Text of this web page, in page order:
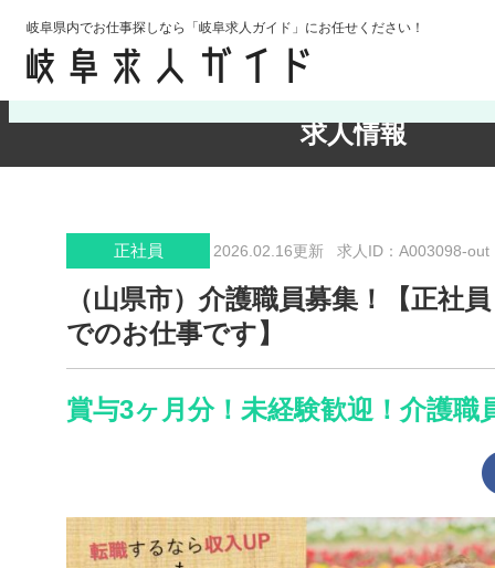
岐阜県内でお仕事探しなら「岐阜求人ガイド」にお任せください！
求人情報
検索条件の確認・変更
正社員 2026.02.16更新 求人ID：A003098-out
（山県市）介護職員募集！【正社
でのお仕事です】
賞与3ヶ月分！未経験歓迎！介護職